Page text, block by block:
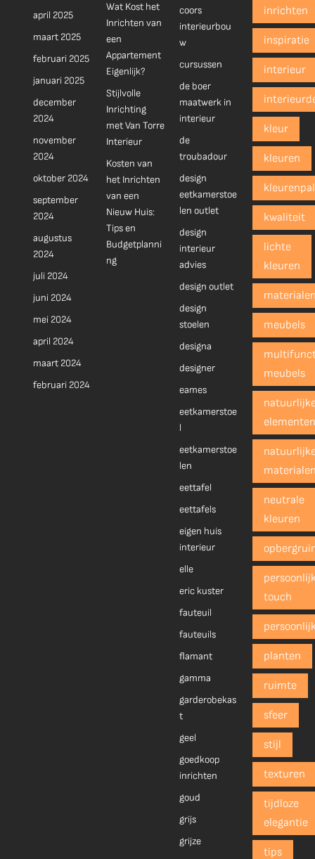
april 2025
maart 2025
februari 2025
januari 2025
december
2024
november
2024
oktober 2024
september
2024
augustus
2024
juli 2024
juni 2024
mei 2024
april 2024
maart 2024
februari 2024
Wat Kost het
Inrichten van
een
Appartement
Eigenlijk?
Stijlvolle
Inrichting
met Van Torre
Interieur
Kosten van
het Inrichten
van een
Nieuw Huis:
Tips en
Budgetplanni
ng
coors
interieurbou
w
cursussen
de boer
maatwerk in
interieur
de
troubadour
design
eetkamerstoe
len outlet
design
interieur
advies
design outlet
design
stoelen
designa
designer
eames
eetkamerstoe
l
eetkamerstoe
len
eettafel
eettafels
eigen huis
interieur
elle
eric kuster
fauteuil
fauteuils
flamant
gamma
garderobekas
t
geel
goedkoop
inrichten
goud
grijs
grijze
inrichten
inspiratie
interieur
kleur
kleuren
kwaliteit
lichte
kleuren
meubels
meubels
neutrale
kleuren
touch
planten
ruimte
sfeer
stijl
texturen
tijdloze
elegantie
tips